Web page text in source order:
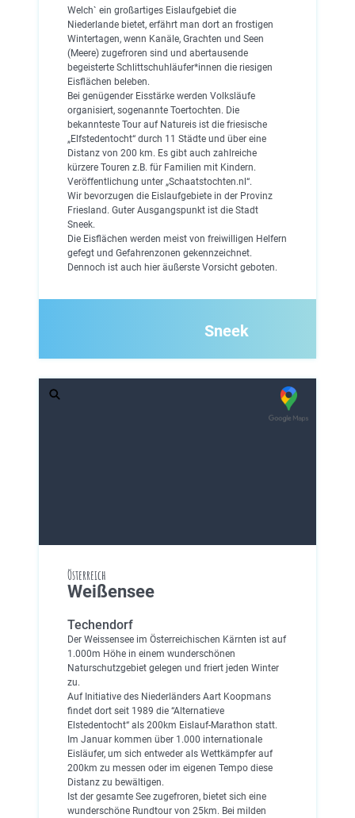
Welch` ein großartiges Eislaufgebiet die
Niederlande bietet, erfährt man dort an frostigen
Wintertagen, wenn Kanäle, Grachten und Seen
(Meere) zugefroren sind und abertausende
begeisterte Schlittschuhläufer*innen die riesigen
Eisflächen beleben.
Bei genügender Eisstärke werden Volksläufe
organisiert, sogenannte Toertochten. Die
bekannteste Tour auf Natureis ist die friesische
„Elfstedentocht“ durch 11 Städte und über eine
Distanz von 200 km. Es gibt auch zahlreiche
kürzere Touren z.B. für Familien mit Kindern.
Veröffentlichung unter „Schaatstochten.nl“.
Wir bevorzugen die Eislaufgebiete in der Provinz
Friesland. Guter Ausgangspunkt ist die Stadt
Sneek.
Die Eisflächen werden meist von freiwilligen Helfern
gefegt und Gefahrenzonen gekennzeichnet.
Dennoch ist auch hier äußerste Vorsicht geboten.
Sneek
Österreich
Weißensee
Techendorf
Der Weissensee im Österreichischen Kärnten ist auf
1.000m Höhe in einem wunderschönen
Naturschutzgebiet gelegen und friert jeden Winter
zu.
Auf Initiative des Niederländers Aart Koopmans
findet dort seit 1989 die “Alternatieve
Elstedentocht“ als 200km Eislauf-Marathon statt.
Im Januar kommen über 1.000 internationale
Eisläufer, um sich entweder als Wettkämpfer auf
200km zu messen oder im eigenen Tempo diese
Distanz zu bewältigen.
Ist der gesamte See zugefroren, bietet sich eine
wunderschöne Rundtour von 25km. Bei milden